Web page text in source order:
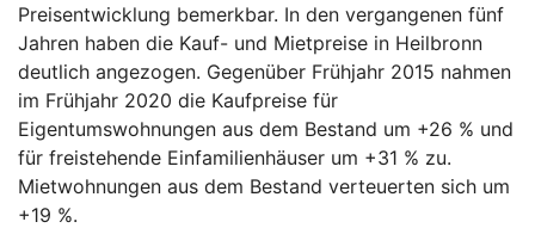
Preisentwicklung bemerkbar. In den vergangenen fünf
Jahren haben die Kauf- und Mietpreise in Heilbronn
deutlich angezogen. Gegenüber Frühjahr 2015 nahmen
im Frühjahr 2020 die Kaufpreise für
Eigentumswohnungen aus dem Bestand um +26 % und
für freistehende Einfamilienhäuser um +31 % zu.
Mietwohnungen aus dem Bestand verteuerten sich um
+19 %.